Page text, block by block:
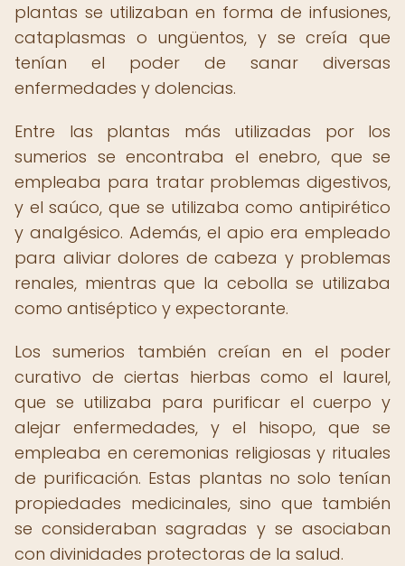
plantas se utilizaban en forma de infusiones,
cataplasmas o ungüentos, y se creía que
tenían el poder de sanar diversas
enfermedades y dolencias.
Entre las plantas más utilizadas por los
sumerios se encontraba el enebro, que se
empleaba para tratar problemas digestivos,
y el saúco, que se utilizaba como antipirético
y analgésico. Además, el apio era empleado
para aliviar dolores de cabeza y problemas
renales, mientras que la cebolla se utilizaba
como antiséptico y expectorante.
Los sumerios también creían en el poder
curativo de ciertas hierbas como el laurel,
que se utilizaba para purificar el cuerpo y
alejar enfermedades, y el hisopo, que se
empleaba en ceremonias religiosas y rituales
de purificación. Estas plantas no solo tenían
propiedades medicinales, sino que también
se consideraban sagradas y se asociaban
con divinidades protectoras de la salud.